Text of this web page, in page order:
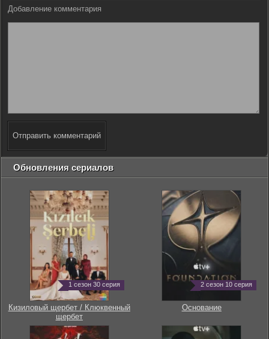
Добавление комментария
Отправить комментарий
Обновления сериалов
1 сезон 30 серия
Кизиловый щербет / Клюквенный
щербет
2 сезон 10 серия
Основание